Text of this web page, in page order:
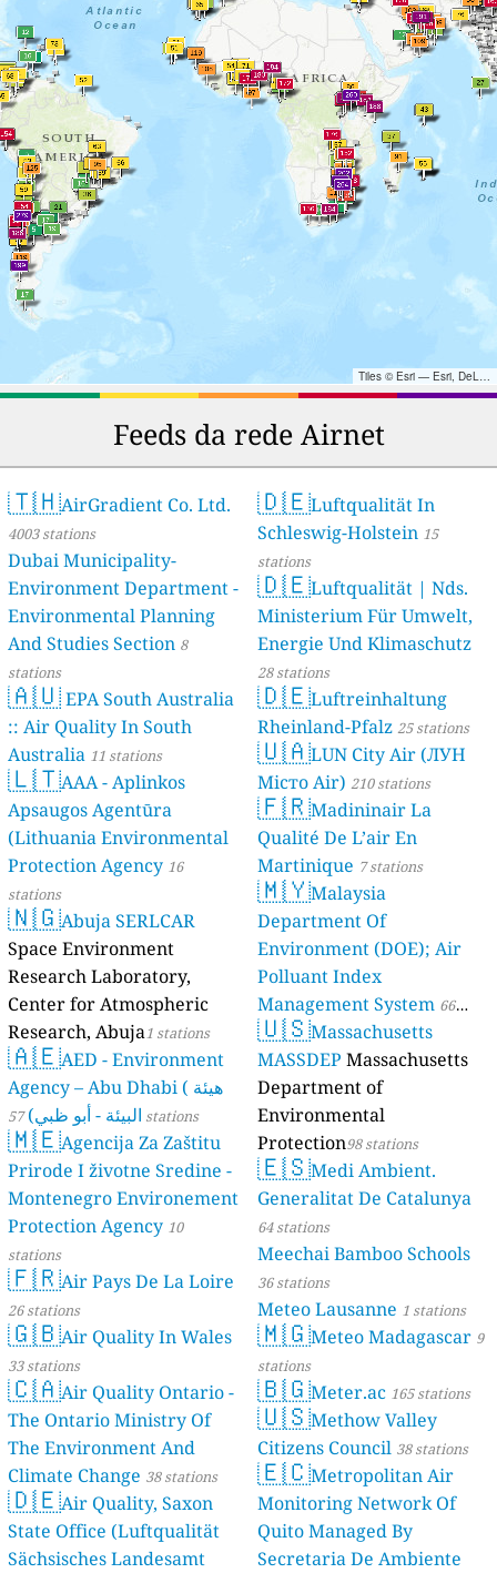
Tiles © Esri — Esri, DeLorme, NAVTEQ, TomTom, Intermap, iPC, USGS, FAO, NPS, NRCAN, GeoBase, Kadaster NL, Ordnance Survey, Esri Japan, METI, Esri China (Hong Kong), and the GIS User Community
Feeds da rede Airnet
🇹🇭AirGradient Co. Ltd.
4003 stations
Dubai Municipality-
Environment Department -
Environmental Planning
And Studies Section 8
stations
🇦🇺EPA South Australia
:: Air Quality In South
Australia 11 stations
🇱🇹AAA - Aplinkos
Apsaugos Agentūra
(Lithuania Environmental
Protection Agency 16
stations
🇳🇬Abuja SERLCAR
Space Environment
Research Laboratory,
Center for Atmospheric
Research, Abuja1 stations
🇦🇪AED - Environment
Agency – Abu Dhabi ( هيئة
البيئة - أبو ظبي) 57 stations
🇲🇪Agencija Za Zaštitu
Prirode I životne Sredine -
Montenegro Environement
Protection Agency 10
stations
🇫🇷Air Pays De La Loire
26 stations
🇬🇧Air Quality In Wales
33 stations
🇨🇦Air Quality Ontario -
The Ontario Ministry Of
The Environment And
Climate Change 38 stations
🇩🇪Air Quality, Saxon
State Office (Luftqualität
Sächsisches Landesamt
🇩🇪Luftqualität In
Schleswig-Holstein 15
stations
🇩🇪Luftqualität | Nds.
Ministerium Für Umwelt,
Energie Und Klimaschutz
28 stations
🇩🇪Luftreinhaltung
Rheinland-Pfalz 25 stations
🇺🇦LUN City Air (ЛУН
Місто Air) 210 stations
🇫🇷Madininair La
Qualité De L’air En
Martinique 7 stations
🇲🇾Malaysia
Department Of
Environment (DOE); Air
Polluant Index
Management System 66
stations
🇺🇸Massachusetts
MASSDEP Massachusetts
Department of
Environmental
Protection98 stations
🇪🇸Medi Ambient.
Generalitat De Catalunya
64 stations
Meechai Bamboo Schools
36 stations
Meteo Lausanne 1 stations
🇲🇬Meteo Madagascar 9
stations
🇧🇬Meter.ac 165 stations
🇺🇸Methow Valley
Citizens Council 38 stations
🇪🇨Metropolitan Air
Monitoring Network Of
Quito Managed By
Secretaria De Ambiente